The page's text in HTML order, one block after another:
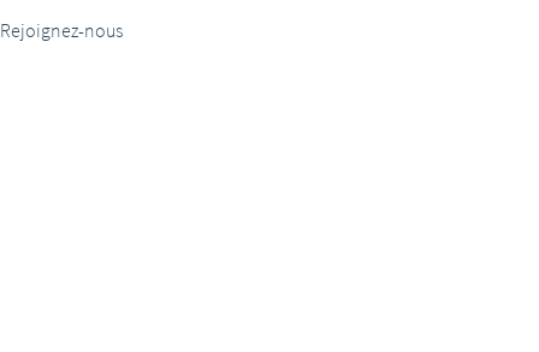
Rejoignez-nous